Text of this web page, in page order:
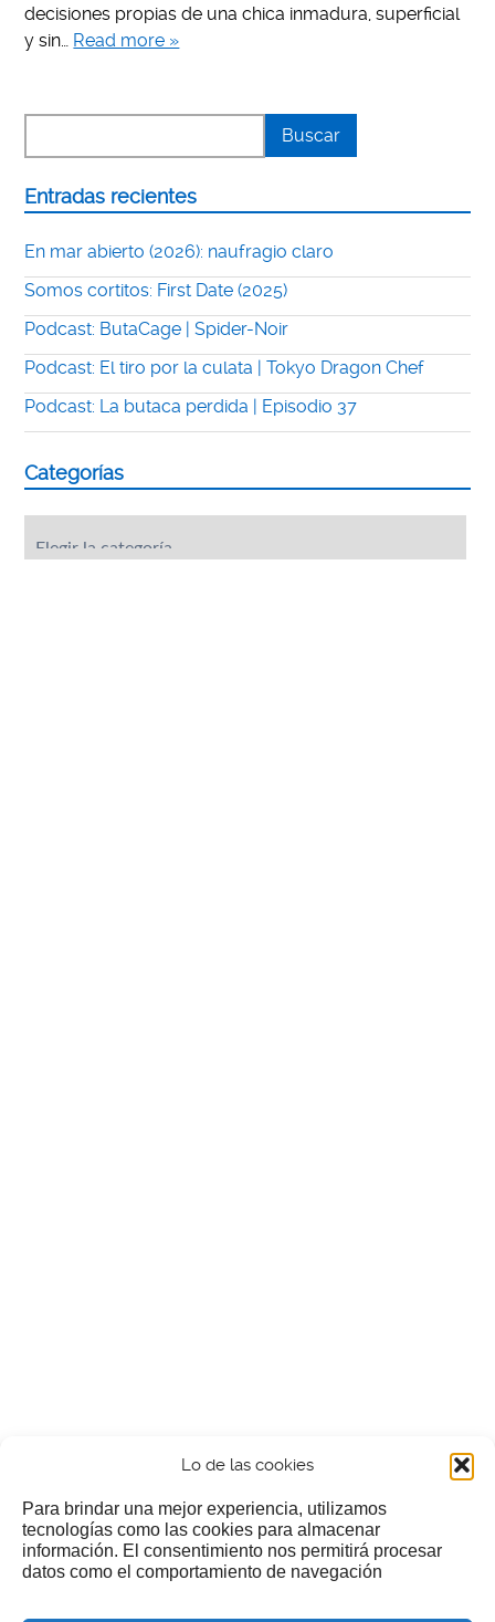
Lo de las cookies
Para brindar una mejor experiencia, utilizamos
tecnologías como las cookies para almacenar
información. El consentimiento nos permitirá procesar
datos como el comportamiento de navegación
decisiones propias de una chica inmadura, superficial
y sin… Read more »
Entradas recientes
En mar abierto (2026): naufragio claro
Somos cortitos: First Date (2025)
Podcast: ButaCage | Spider-Noir
Podcast: El tiro por la culata | Tokyo Dragon Chef
Podcast: La butaca perdida | Episodio 37
Categorías
¿Nos invitas a un cafecillo?